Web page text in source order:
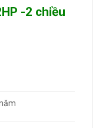
-2 chiều